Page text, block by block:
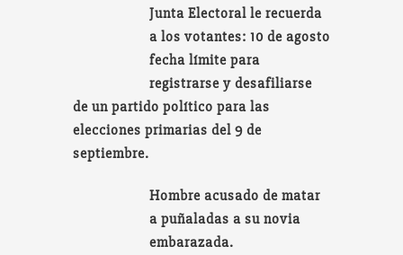
Junta Electoral le recuerda
a los votantes: 10 de agosto
fecha límite para
registrarse y desafiliarse
de un partido político para las
elecciones primarias del 9 de
septiembre.
Hombre acusado de matar
a puñaladas a su novia
embarazada.